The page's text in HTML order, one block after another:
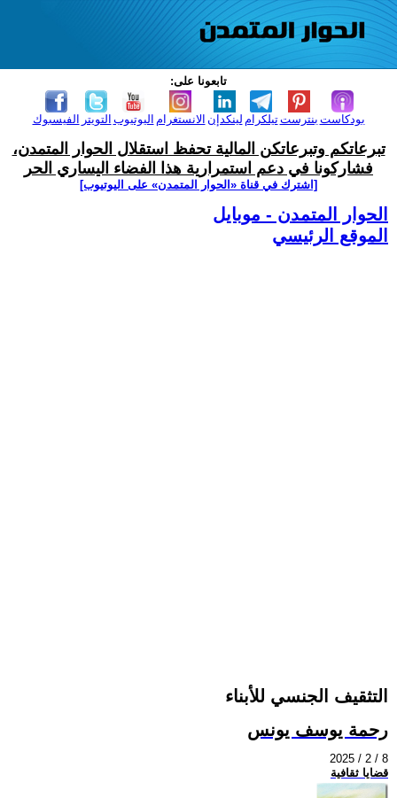
تابعونا على:
الفيسبوك التويتر اليوتيوب الانستغرام لينكدإن تيلكرامبنترست بودكاست
تبرعاتكم وتبرعاتكن المالية تحفظ استقلال الحوار المتمدن،
فشاركونا في دعم استمرارية هذا الفضاء اليساري الحر
[اشترك في قناة ‫«الحوار المتمدن» على اليوتيوب]
الحوار المتمدن - موبايل
الموقع الرئيسي
التثقيف الجنسي للأبناء
رحمة يوسف يونس
2025 / 2 / 8
قضايا ثقافية